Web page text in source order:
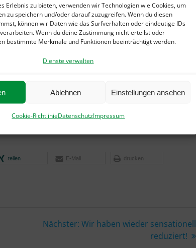
Erlebnis zu bieten, verwenden wir Technologien wie Cookies, um
zu speichern und/oder darauf zuzugreifen. Wenn du diesen
können wir Daten wie das Surfverhalten oder eindeutige IDs
Wenn du deine Zustimmung nicht erteilst oder
bestimmte Merkmale und Funktionen beeinträchtigt werden.
Dienste verwalten
Ablehnen Einstellungen ansehen
Cookie-RichtlinieDatenschutzImpressum
Fußvermessung mit Marc Schaller
und ein gesundes Neues Jahr! Auch in 2023
gewohnt auf Kassen- und Privatrezept!
teilen E-Mail drucken
Nächster: Nächster
Wir haben wieder sensationell
reduziert!